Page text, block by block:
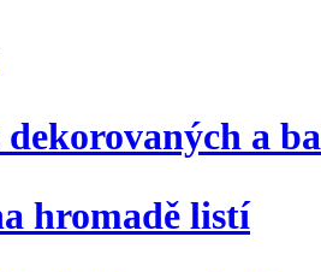
dekorovaných a
hromadě listí